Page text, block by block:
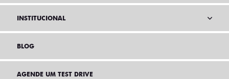
INSTITUCIONAL
BLOG
AGENDE UM TEST DRIVE